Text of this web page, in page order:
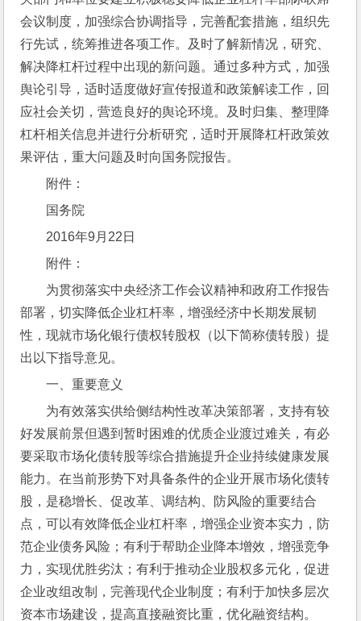
会议制度，加强综合协调指导，完善配套措施，组织先
行先试，统筹推进各项工作。及时了解新情况，研究、
解决降杠杆过程中出现的新问题。通过多种方式，加强
舆论引导，适时适度做好宣传报道和政策解读工作，回
应社会关切，营造良好的舆论环境。及时归集、整理降
杠杆相关信息并进行分析研究，适时开展降杠杆政策效
果评估，重大问题及时向国务院报告。
附件：
国务院
2016年9月22日
附件：
为贯彻落实中央经济工作会议精神和政府工作报告
部署，切实降低企业杠杆率，增强经济中长期发展韧
性，现就市场化银行债权转股权（以下简称债转股）提
出以下指导意见。
一、重要意义
为有效落实供给侧结构性改革决策部署，支持有较
好发展前景但遇到暂时困难的优质企业渡过难关，有必
要采取市场化债转股等综合措施提升企业持续健康发展
能力。在当前形势下对具备条件的企业开展市场化债转
股，是稳增长、促改革、调结构、防风险的重要结合
点，可以有效降低企业杠杆率，增强企业资本实力，防
范企业债务风险；有利于帮助企业降本增效，增强竞争
力，实现优胜劣汰；有利于推动企业股权多元化，促进
企业改组改制，完善现代企业制度；有利于加快多层次
资本市场建设，提高直接融资比重，优化融资结构。